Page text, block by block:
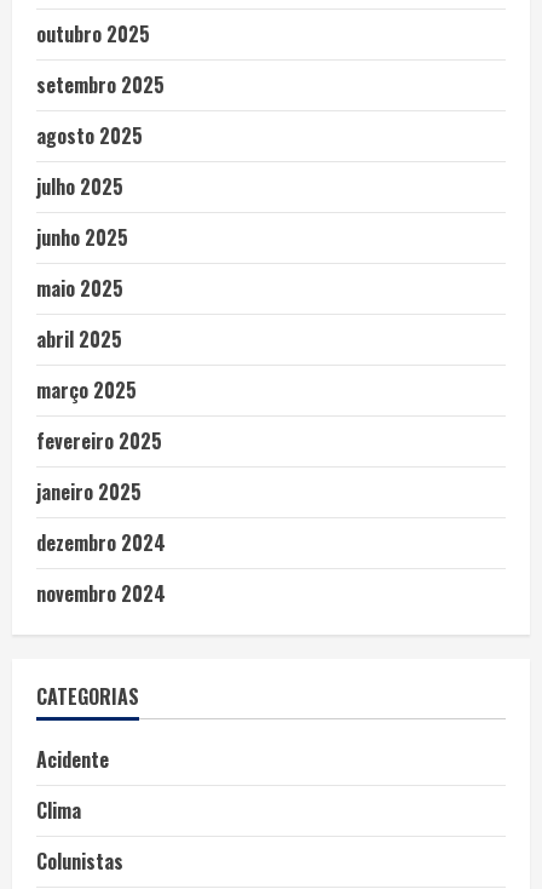
outubro 2025
setembro 2025
agosto 2025
julho 2025
junho 2025
maio 2025
abril 2025
março 2025
fevereiro 2025
janeiro 2025
dezembro 2024
novembro 2024
CATEGORIAS
Acidente
Clima
Colunistas